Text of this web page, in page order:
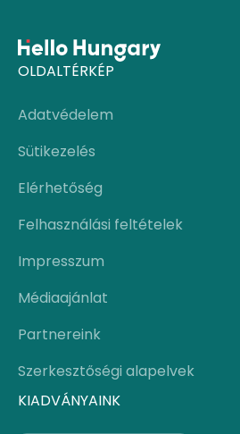
OLDALTÉRKÉP
Adatvédelem
Sütikezelés
Elérhetőség
Felhasználási feltételek
Impresszum
Médiaajánlat
Partnereink
Szerkesztőségi alapelvek
KIADVÁNYAINK